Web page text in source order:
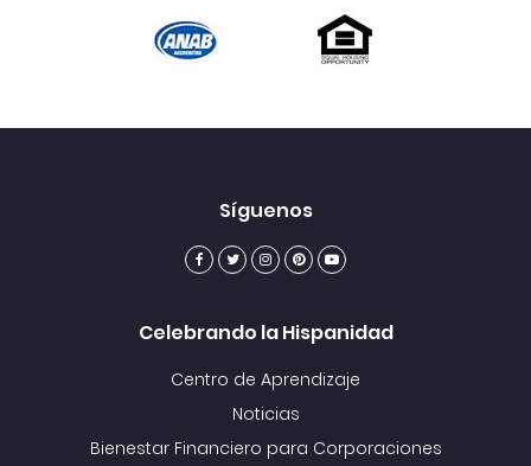
Síguenos
Celebrando la Hispanidad
Centro de Aprendizaje
Noticias
Bienestar Financiero para Corporaciones